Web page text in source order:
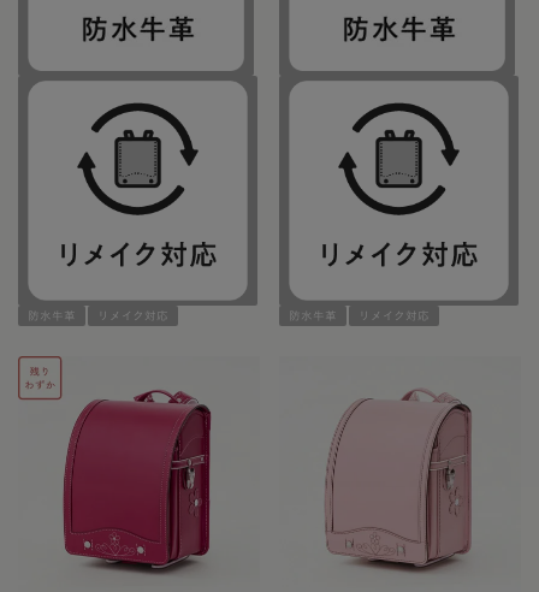
防水牛革 リメイク対応 防水牛革 リメイク対応